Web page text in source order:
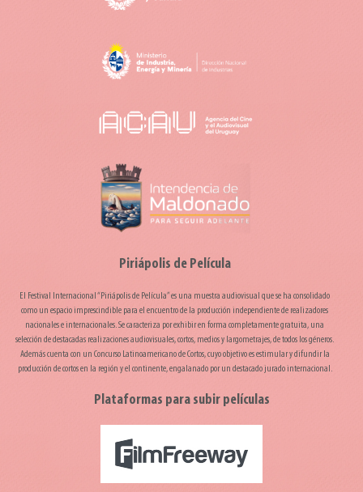
Piriápolis de Película
El Festival Internacional “Piriápolis de Película” es una muestra audiovisual que se ha consolidado
como un espacio imprescindible para el encuentro de la producción independiente de realizadores
nacionales e internacionales. Se caracteriza por exhibir en forma completamente gratuita, una
selección de destacadas realizaciones audiovisuales, cortos, medios y largometrajes, de todos los géneros.
Además cuenta con un Concurso Latinoamericano de Cortos, cuyo objetivo es estimular y difundir la
producción de cortos en la región y el continente, engalanado por un destacado jurado internacional.
Plataformas para subir películas